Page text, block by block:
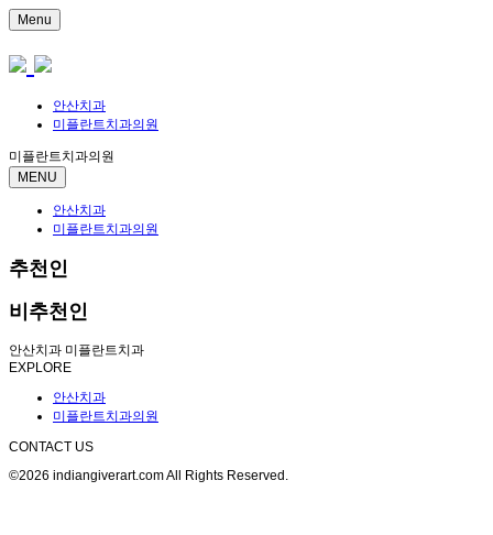
Menu
안산치과
미플란트치과의원
미플란트치과의원
MENU
안산치과
미플란트치과의원
추천인
비추천인
안산치과 미플란트치과
EXPLORE
안산치과
미플란트치과의원
CONTACT US
©2026 indiangiverart.com All Rights Reserved.